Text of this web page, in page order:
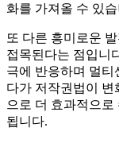
화를 가져올 수 있
또 다른 흥미로운
접목된다는 점입니
극에 반응하며 멀티
다가 저작권법이
으로 더 효과적으로
됩니다.